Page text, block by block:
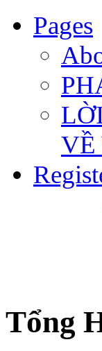
Pages
VỀ
Tổng